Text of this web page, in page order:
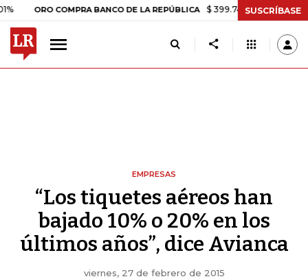
ORO COMPRA BANCO DE LA REPÚBLICA $ 399.745,16 +$ 2.295,71
SUSCRÍBASE
EMPRESAS
“Los tiquetes aéreos han
bajado 10% o 20% en los
últimos años”, dice Avianca
viernes, 27 de febrero de 2015